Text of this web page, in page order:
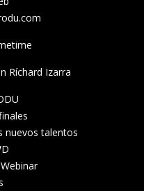
Ríchard Izarra
nuevos talentos